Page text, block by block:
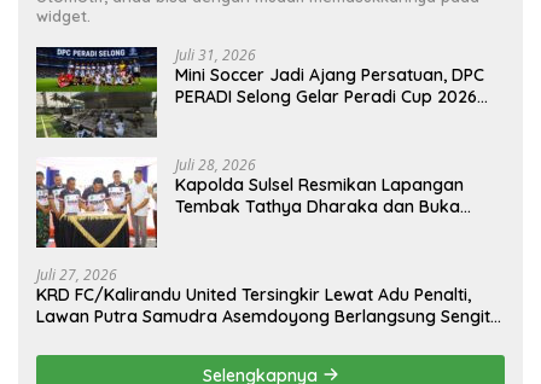
widget.
Juli 31, 2026
Mini Soccer Jadi Ajang Persatuan, DPC
PERADI Selong Gelar Peradi Cup 2026
Juli 28, 2026
Kapolda Sulsel Resmikan Lapangan
Tembak Tathya Dharaka dan Buka
Juli 27, 2026
KRD FC/Kalirandu United Tersingkir Lewat Adu Penalti,
Lawan Putra Samudra Asemdoyong Berlangsung Sengit
Selengkapnya